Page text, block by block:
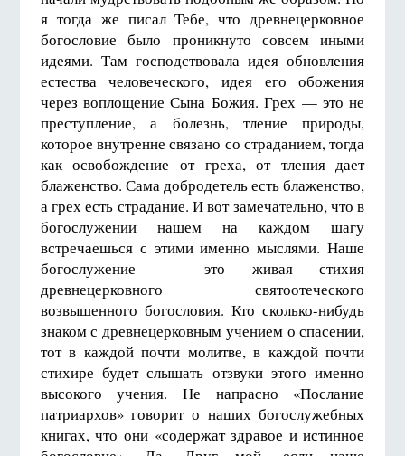
я тогда же писал Тебе, что древнецерковное
богословие было проникнуто совсем иными
идеями. Там господствовала идея обновления
естества человеческого, идея его обожения
через воплощение Сына Божия. Грех — это не
преступление, а болезнь, тление природы,
которое внутренне связано со страданием, тогда
как освобождение от греха, от тления дает
блаженство. Сама добродетель есть блаженство,
а грех есть страдание. И вот замечательно, что в
богослужении нашем на каждом шагу
встречаешься с этими именно мыслями. Наше
богослужение — это живая стихия
древнецерковного святоотеческого
возвышенного богословия. Кто сколько-нибудь
знаком с древнецерковным учением о спасении,
тот в каждой почти молитве, в каждой почти
стихире будет слышать отзвуки этого именно
высокого учения. Не напрасно «Послание
патриархов» говорит о наших богослужебных
книгах, что они «содержат здравое и истинное